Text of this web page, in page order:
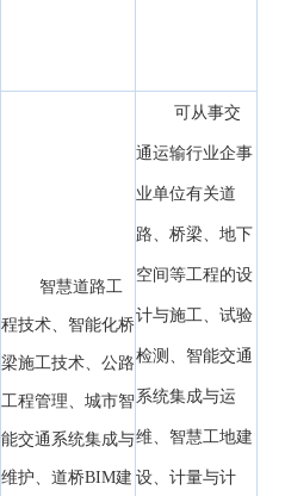
智慧道路工
程技术、智能化桥
梁施工技术、公路
工程管理、城市智
能交通系统集成与
维护、道桥BIM建
可从事交
通运输行业企事
业单位有关道
路、桥梁、地下
空间等工程的设
计与施工、试验
检测、智能交通
系统集成与运
维、智慧工地建
设、计量与计